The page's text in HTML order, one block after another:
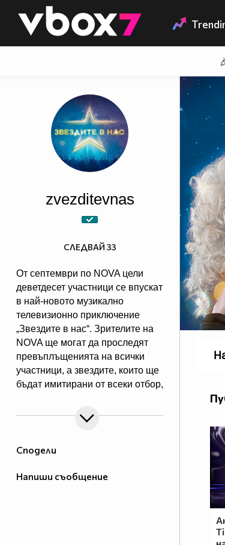
👾
Сподели
Напиши съобщение
zvezditevnas
От септември по NOVA цели
деветдесет участници се впускат
в най-новото музикално
телевизионно приключение
„Звездите в нас“. Зрителите на
NOVA ще могат да проследят
превъплъщенията на всички
участници, а звездите, които ще
бъдат имитирани от всеки отбор,
разнородни. Всяка седмица 5
отбора ще представят 5 звездни
имитаторска битка един срещу
продължат към следващия етап
СЛЕДВАЙ 33